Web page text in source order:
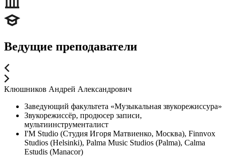
Ведущие преподаватели
Клюшников Андрей Александрович
Заведующий факультета «Музыкальная звукорежиссура»
Звукорежиссёр, продюсер записи,
мультиинструменталист
I'M Studio (Студия Игоря Матвиенко, Москва), Finnvox
Studios (Helsinki), Palma Music Studios (Palma), Calma
Estudis (Manacor)